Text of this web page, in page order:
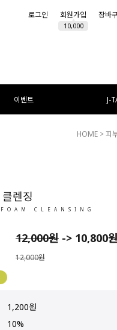
로그인 회원가입
10,000
장바
이벤트 J-
HOME >피
렌징
CLEANSING
12,000원 -> 10,800원
12,000원
1,200원
10%